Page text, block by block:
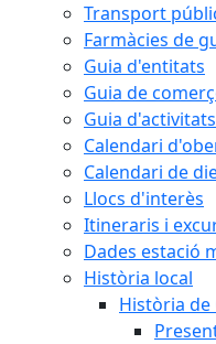
Transport
Farmàcies de
Guia d'entitats
Guia de
Guia
Calendari
Calendari de
Llocs d'interès
Itineraris i
Dades estació
Història local
Història de